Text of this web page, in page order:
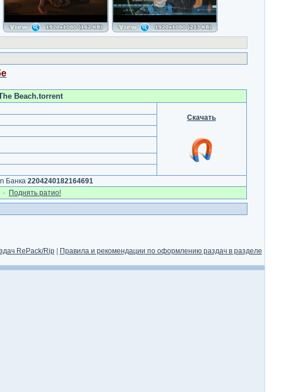
Beach.torrent
Скачать
Банка 2204240182164691
· Поднять ратио!
RePack/Rip|
Правила и рекомендации по оформлению раздач в разделе